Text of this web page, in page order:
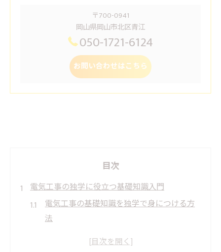
〒700-0941
岡山県岡山市北区青江
050-1721-6124
お問い合わせはこちら
目次
電気工事の独学に役立つ基礎知識入門
電気工事の基礎知識を独学で身につける方
法
新人向け電気工事基礎知識の重要ポイント